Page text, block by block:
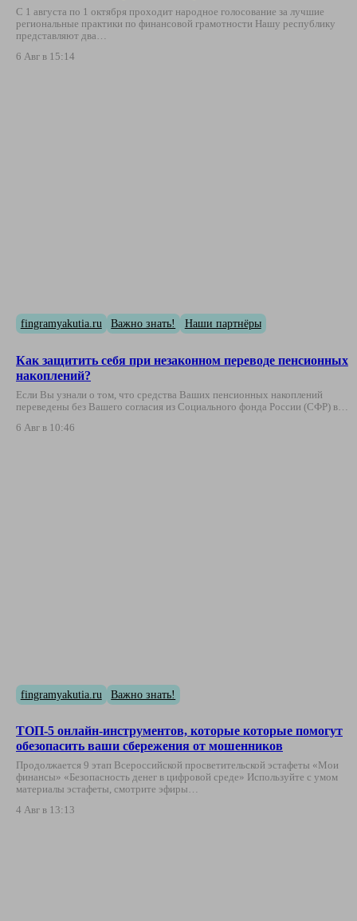
С 1 августа по 1 октября проходит народное голосование за лучшие
региональные практики по финансовой грамотности Нашу республику
представляют два…
6 Авг в 15:14
fingramyakutia.ru Важно знать! Наши партнёры
Как защитить себя при незаконном переводе пенсионных
накоплений?
Если Вы узнали о том, что средства Ваших пенсионных накоплений
переведены без Вашего согласия из Социального фонда России (СФР) в…
6 Авг в 10:46
fingramyakutia.ru Важно знать!
ТОП-5 онлайн-инструментов, которые которые помогут
обезопасить ваши сбережения от мошенников
Продолжается 9 этап Всероссийской просветительской эстафеты «Мои
финансы» «Безопасность денег в цифровой среде» Используйте с умом
материалы эстафеты, смотрите эфиры…
4 Авг в 13:13